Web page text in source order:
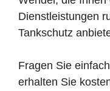
Dienstleistungen
Tankschutz
Fragen Sie
erhalten Sie